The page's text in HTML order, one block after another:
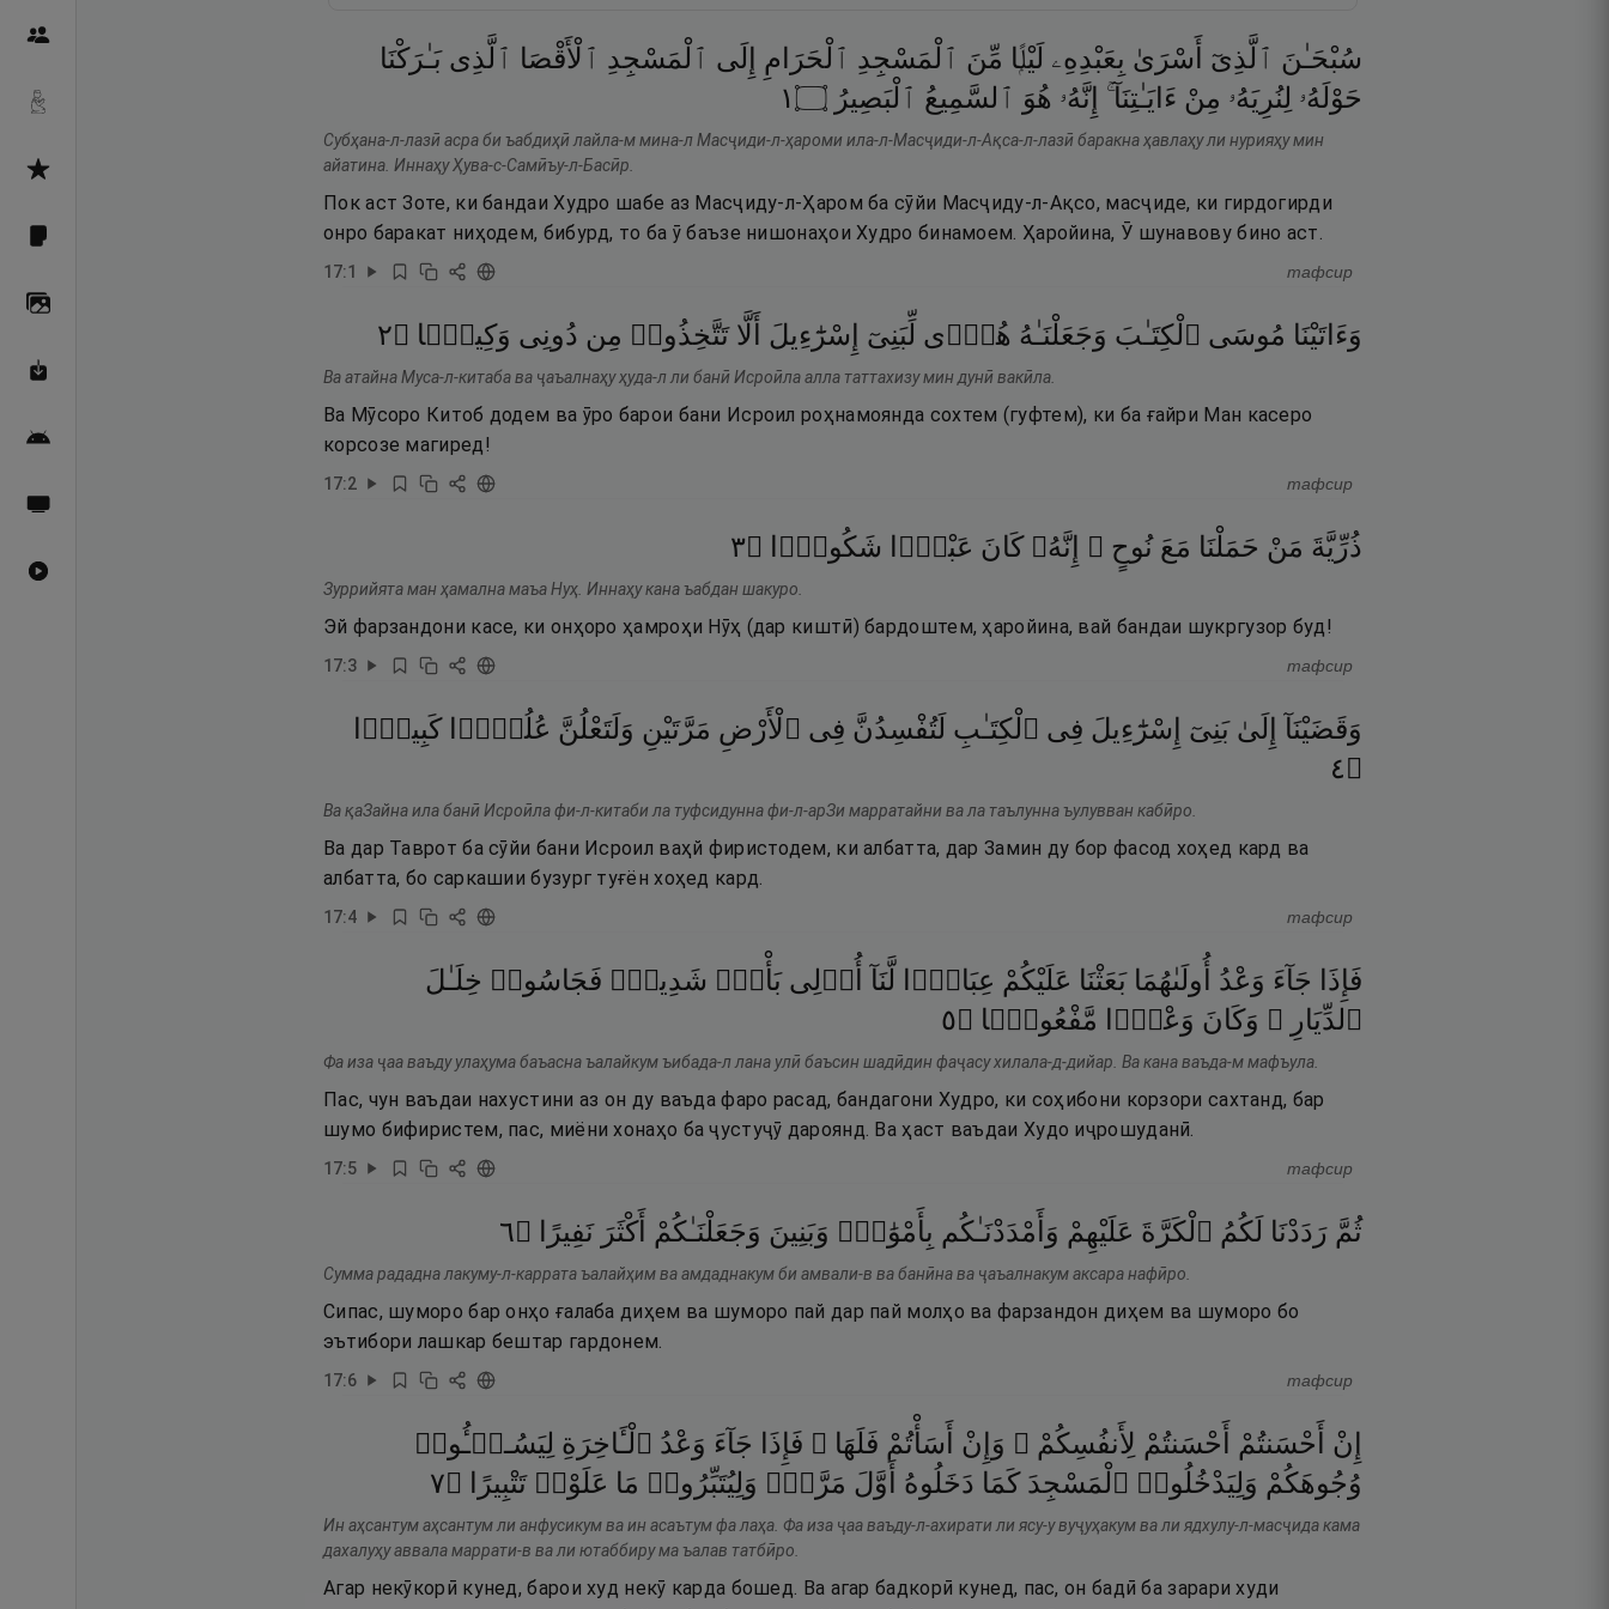
سُبْحَـٰنَ ٱلَّذِىٓ أَسْرَىٰ بِعَبْدِهِۦ لَيْلًۭا مِّنَ ٱلْمَسْجِدِ ٱلْحَرَامِ إِلَى ٱلْمَسْجِدِ ٱلْأَقْصَا ٱلَّذِى بَـٰرَكْنَا
حَوْلَهُۥ لِنُرِيَهُۥ مِنْ ءَايَـٰتِنَآ ۚ إِنَّهُۥ هُوَ ٱلسَّمِيعُ ٱلْبَصِيرُ ۝١
Субҳана-л-лазӣ асра би ъабдиҳӣ лайла-м мина-л Масҷиди-л-ҳароми ила-л-Масҷиди-л-Ақса-л-лазӣ баракна ҳавлаҳу ли нурияҳу мин
айатина. Иннаҳу Ҳува-с-Самӣъу-л-Басӣр.
Пок аст Зоте, ки бандаи Худро шабе аз Масҷиду-л-Ҳаром ба сӯйи Масҷиду-л-Ақсо, масҷиде, ки гирдогирди
онро баракат ниҳодем, бибурд, то ба ӯ баъзе нишонаҳои Худро бинамоем. Ҳаройина, Ӯ шунавову бино аст.
17:1 тафсир
وَءَاتَيْنَا مُوسَى ٱلْكِتَـٰبَ وَجَعَلْنَـٰهُ هُدًۭى لِّبَنِىٓ إِسْرَٰٓءِيلَ أَلَّا تَتَّخِذُوا۟ مِن دُونِى وَكِيلًۭا ۝٢
Ва атайна Муса-л-китаба ва ҷаъалнаҳу ҳуда-л ли банӣ Исроӣла алла таттахизу мин дунӣ вакӣла.
Ва Мӯсоро Китоб додем ва ӯро барои бани Исроил роҳнамоянда сохтем (гуфтем), ки ба ғайри Ман касеро
корсозе магиред!
17:2 тафсир
ذُرِّيَّةَ مَنْ حَمَلْنَا مَعَ نُوحٍ ۚ إِنَّهُۥ كَانَ عَبْدًۭا شَكُورًۭا ۝٣
Зуррийята ман ҳамална маъа Нуҳ. Иннаҳу кана ъабдан шакуро.
Эй фарзандони касе, ки онҳоро ҳамроҳи Нӯҳ (дар киштӣ) бардоштем, ҳаройина, вай бандаи шукргузор буд!
17:3 тафсир
وَقَضَيْنَآ إِلَىٰ بَنِىٓ إِسْرَٰٓءِيلَ فِى ٱلْكِتَـٰبِ لَتُفْسِدُنَّ فِى ٱلْأَرْضِ مَرَّتَيْنِ وَلَتَعْلُنَّ عُلُوًّۭا كَبِيرًۭا
۝٤
Ва қаЗайна ила банӣ Исроӣла фи-л-китаби ла туфсидунна фи-л-арЗи марратайни ва ла таълунна ъулувван кабӣро.
Ва дар Таврот ба сӯйи бани Исроил ваҳй фиристодем, ки албатта, дар Замин ду бор фасод хоҳед кард ва
албатта, бо саркашии бузург туғён хоҳед кард.
17:4 тафсир
فَإِذَا جَآءَ وَعْدُ أُولَىٰهُمَا بَعَثْنَا عَلَيْكُمْ عِبَادًۭا لَّنَآ أُو۟لِى بَأْسٍۢ شَدِيدٍۢ فَجَاسُوا۟ خِلَـٰلَ
ٱلدِّيَارِ ۚ وَكَانَ وَعْدًۭا مَّفْعُولًۭا ۝٥
Фа иза ҷаа ваъду улаҳума баъасна ъалайкум ъибада-л лана улӣ баъсин шадӣдин фаҷасу хилала-д-дийар. Ва кана ваъда-м мафъула.
Пас, чун ваъдаи нахустини аз он ду ваъда фаро расад, бандагони Худро, ки соҳибони корзори сахтанд, бар
шумо бифиристем, пас, миёни хонаҳо ба ҷустуҷӯ дароянд. Ва ҳаст ваъдаи Худо иҷрошуданӣ.
17:5 тафсир
ثُمَّ رَدَدْنَا لَكُمُ ٱلْكَرَّةَ عَلَيْهِمْ وَأَمْدَدْنَـٰكُم بِأَمْوَٰلٍۢ وَبَنِينَ وَجَعَلْنَـٰكُمْ أَكْثَرَ نَفِيرًا ۝٦
Сумма рададна лакуму-л-каррата ъалайҳим ва амдаднакум би амвали-в ва банӣна ва ҷаъалнакум аксара нафӣро.
Сипас, шуморо бар онҳо ғалаба диҳем ва шуморо пай дар пай молҳо ва фарзандон диҳем ва шуморо бо
эътибори лашкар бештар гардонем.
17:6 тафсир
إِنْ أَحْسَنتُمْ أَحْسَنتُمْ لِأَنفُسِكُمْ ۖ وَإِنْ أَسَأْتُمْ فَلَهَا ۚ فَإِذَا جَآءَ وَعْدُ ٱلْـَٔاخِرَةِ لِيَسُـۥٓـُٔوا۟
وُجُوهَكُمْ وَلِيَدْخُلُوا۟ ٱلْمَسْجِدَ كَمَا دَخَلُوهُ أَوَّلَ مَرَّةٍۢ وَلِيُتَبِّرُوا۟ مَا عَلَوْا۟ تَتْبِيرًا ۝٧
Ин аҳсантум аҳсантум ли анфусикум ва ин асаътум фа лаҳа. Фа иза ҷаа ваъду-л-ахирати ли ясу-у вуҷуҳакум ва ли ядхулу-л-масҷида кама
дахалуҳу аввала маррати-в ва ли ютаббиру ма ъалав татбӣро.
Агар некӯкорӣ кунед, барои худ некӯ карда бошед. Ва агар бадкорӣ кунед, пас, он бадӣ ба зарари худи